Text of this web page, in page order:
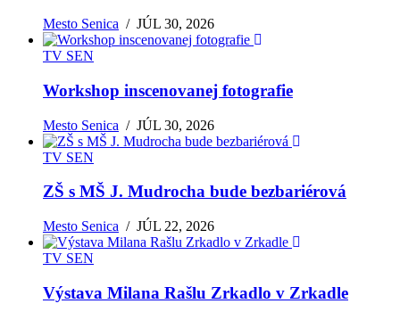
Mesto Senica /JÚL 30, 2026
TV SEN
Workshop inscenovanej fotografie
Mesto Senica /JÚL 30, 2026
TV SEN
ZŠ s MŠ J. Mudrocha bude bezbariérová
Mesto Senica /JÚL 22, 2026
TV SEN
Výstava Milana Rašlu Zrkadlo v Zrkadle